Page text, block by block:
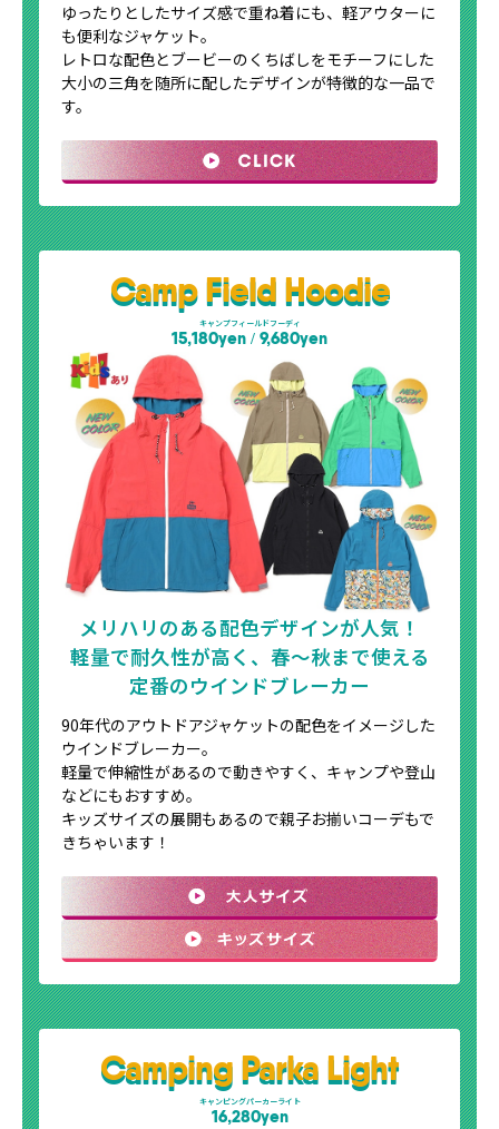
ゆったりとしたサイズ感で重ね着にも、軽アウターに
も便利なジャケット。
レトロな配色とブービーのくちばしをモチーフにした
大小の三角を随所に配したデザインが特徴的な一品で
す。
Camp Field Hoodie
キャンプフィールドフーディ
15,180yen / 9,680yen
メリハリのある配色デザインが人気！
軽量で耐久性が高く、春～秋まで使える
定番のウインドブレーカー
90年代のアウトドアジャケットの配色をイメージした
ウインドブレーカー。
軽量で伸縮性があるので動きやすく、キャンプや登山
などにもおすすめ。
キッズサイズの展開もあるので親子お揃いコーデもで
きちゃいます！
Camping Parka Light
キャンピングパーカーライト
16,280yen